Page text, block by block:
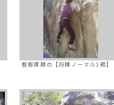
看板課題の【将棋ノーマル1級】